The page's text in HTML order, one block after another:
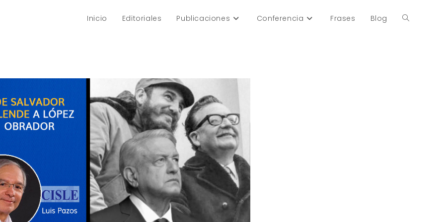
Inicio Editoriales Publicaciones Conferencia Frases Blog Alternar